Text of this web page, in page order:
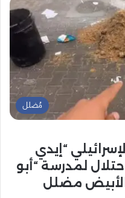
مُضلل
“إيدي
لمدرسة “أبو
مضلل